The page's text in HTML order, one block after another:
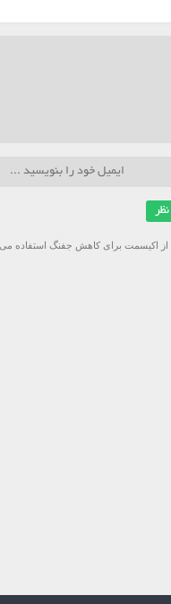
از اکیسمت برای کاهش جفنگ استفاده